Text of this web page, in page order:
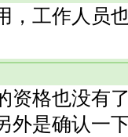
，工作人员
资格也没有
外是确认一